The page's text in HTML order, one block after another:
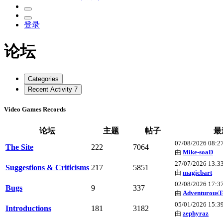
登录
论坛
Categories
Recent Activity 7
Video Games Records
论坛 主题 帖子
最
The Site
222 7064
07/08/2026
由 Mike-soaD
Suggestions & Criticisms 217 5851
27/07/2026
由 magicbart
Bugs 9 337
02/08/2026
由
Introductions 181 3182
05/01/2026
由 zephyraz